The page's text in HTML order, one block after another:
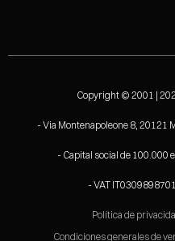
Copyright © 2001 |
- Via Montenapoleone 8, 20121
- Capital social de 100.000
- VAT
Política de
Condiciones generales de